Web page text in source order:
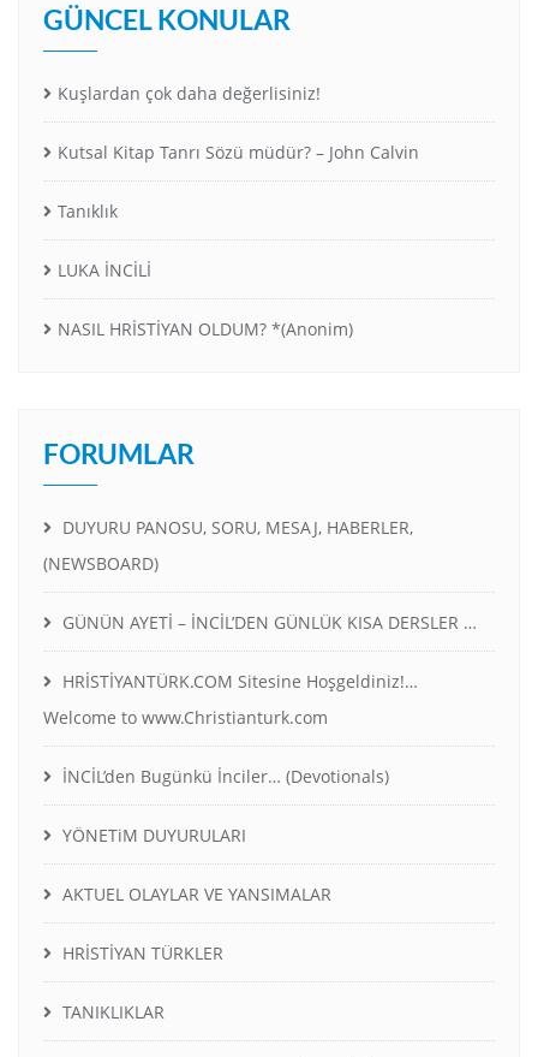
GÜNCEL KONULAR
Kuşlardan çok daha değerlisiniz!
Kutsal Kitap Tanrı Sözü müdür? – John Calvin
Tanıklık
LUKA İNCİLİ
NASIL HRİSTİYAN OLDUM? *(Anonim)
FORUMLAR
DUYURU PANOSU, SORU, MESAJ, HABERLER,
(NEWSBOARD)
GÜNÜN AYETİ – İNCİL’DEN GÜNLÜK KISA DERSLER …
HRİSTİYANTÜRK.COM Sitesine Hoşgeldiniz!…
Welcome to www.Christianturk.com
İNCİL’den Bugünkü İnciler… (Devotionals)
YÖNETiM DUYURULARI
AKTUEL OLAYLAR VE YANSIMALAR
HRİSTİYAN TÜRKLER
TANIKLIKLAR